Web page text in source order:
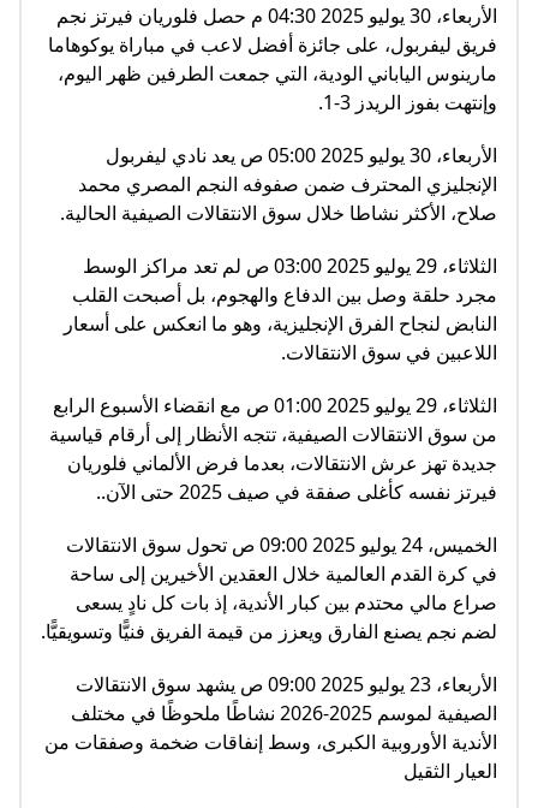
الأربعاء، 30 يوليو 2025 04:30 م حصل فلوريان فيرتز نجم
فريق ليفربول، على جائزة أفضل لاعب في مباراة يوكوهاما
مارينوس الياباني الودية، التي جمعت الطرفين ظهر اليوم،
وإنتهت بفوز الريدز 3-1.
الأربعاء، 30 يوليو 2025 05:00 ص يعد نادي ليفربول
الإنجليزي المحترف ضمن صفوفه النجم المصري محمد
صلاح، الأكثر نشاطا خلال سوق الانتقالات الصيفية الحالية.
الثلاثاء، 29 يوليو 2025 03:00 ص لم تعد مراكز الوسط
مجرد حلقة وصل بين الدفاع والهجوم، بل أصبحت القلب
النابض لنجاح الفرق الإنجليزية، وهو ما انعكس على أسعار
اللاعبين في سوق الانتقالات.
الثلاثاء، 29 يوليو 2025 01:00 ص مع انقضاء الأسبوع الرابع
من سوق الانتقالات الصيفية، تتجه الأنظار إلى أرقام قياسية
جديدة تهز عرش الانتقالات، بعدما فرض الألماني فلوريان
فيرتز نفسه كأغلى صفقة في صيف 2025 حتى الآن..
الخميس، 24 يوليو 2025 09:00 ص تحول سوق الانتقالات
في كرة القدم العالمية خلال العقدين الأخيرين إلى ساحة
صراع مالي محتدم بين كبار الأندية، إذ بات كل نادٍ يسعى
لضم نجم يصنع الفارق ويعزز من قيمة الفريق فنيًّا وتسويقيًّا.
الأربعاء، 23 يوليو 2025 09:00 ص يشهد سوق الانتقالات
الصيفية لموسم 2025-2026 نشاطًا ملحوظًا في مختلف
الأندية الأوروبية الكبرى، وسط إنفاقات ضخمة وصفقات من
العيار الثقيل